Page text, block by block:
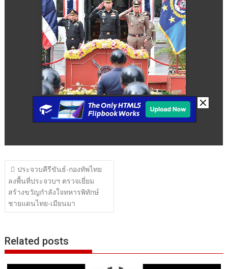
แนะแนว
เรื่อง
ประจวบคีรีขันธ์-กองทัพไทย
ลงพื้นที่ประจวบฯ ตรวจเยี่ยม
สร้างขวัญกำลังใจทหารพิทักษ์
ชายแดนไทย-เมียนมา
Related posts